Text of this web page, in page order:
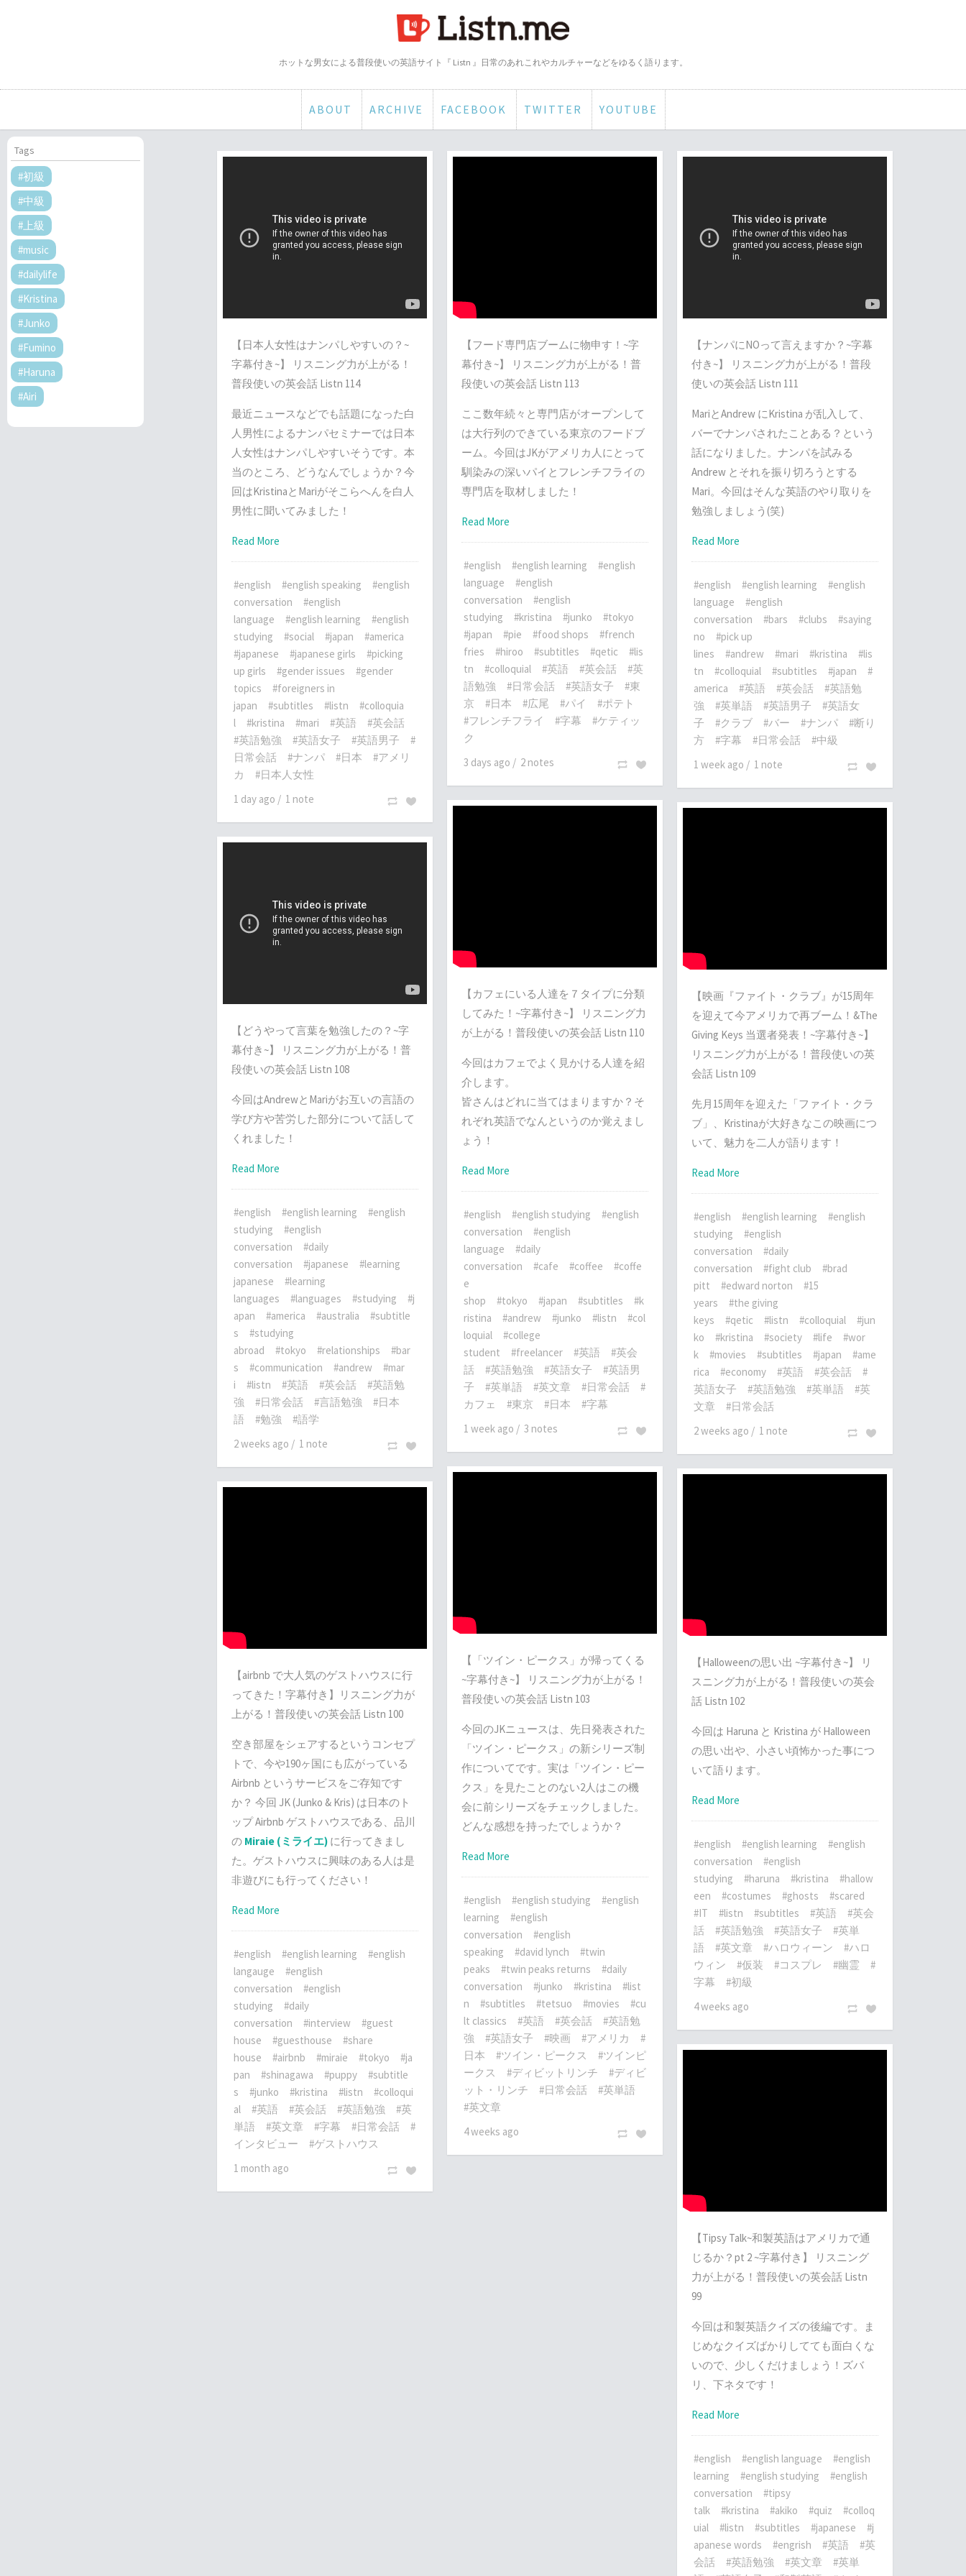
ホットな男女による普段使いの英語サイト『 Listn 』日常のあれこれやカルチャーなどをゆるく語ります。
ABOUT ARCHIVE FACEBOOK TWITTER YOUTUBE
Tags
#初級
#中級
#上級
#music
#dailylife
#Kristina
#Junko
#Fumino
#Haruna
#Airi
【日本人女性はナンパしやすいの？~
字幕付き~】 リスニング力が上がる！
普段使いの英会話 Listn 114
最近ニュースなどでも話題になった白
人男性によるナンパセミナーでは日本
人女性はナンパしやすいそうです。本
当のところ、どうなんでしょうか？今
回はKristinaとMariがそこらへんを白人
男性に聞いてみました！
Read More
#english #english speaking
#english
conversation
#english
language
#english learning
#english
studying
#social #japan
#america
#japanese
#japanese girls
#picking
up girls
#gender issues
#gender
topics
#foreigners in
japan
#subtitles #listn
#colloquia
l
#kristina #mari #英語
#英会話
#英語勉強
#英語女子 #英語男子
#
日常会話
#ナンパ #日本
#アメリ
カ
#日本人女性
1 day ago / 1 note
【フード専門店ブームに物申す！~字
幕付き~】 リスニング力が上がる！普
段使いの英会話 Listn 113
ここ数年続々と専門店がオープンして
は大行列のできている東京のフードブ
ーム。今回はJKがアメリカ人にとって
馴染みの深いパイとフレンチフライの
専門店を取材しました！
Read More
#english #english learning
#english
language
#english
conversation
#english
studying
#kristina #junko
#tokyo
#japan
#pie #food shops
#french
fries
#hiroo #subtitles #qetic
#lis
tn
#colloquial #英語 #英会話
#英
語勉強
#日常会話 #英語女子
#東
京
#日本 #広尾 #パイ
#ポテト
#フレンチフライ
#字幕
#ケティッ
ク
3 days ago / 2 notes
【ナンパにNOって言えますか？~字幕
付き~】 リスニング力が上がる！普段
使いの英会話 Listn 111
MariとAndrew にKristina が乱入して、
バーでナンパされたことある？という
話になりました。ナンパを試みる
Andrew とそれを振り切ろうとする
Mari。今回はそんな英語のやり取りを
勉強しましょう(笑)
Read More
#english #english learning
#english
language
#english
conversation
#bars #clubs
#saying
no
#pick up
lines
#andrew #mari #kristina
#lis
tn
#colloquial #subtitles #japan
#
america
#英語 #英会話
#英語勉
強
#英単語 #英語男子
#英語女
子
#クラブ #バー #ナンパ
#断り
方
#字幕 #日常会話
#中級
1 week ago / 1 note
【カフェにいる人達を７タイプに分類
してみた！~字幕付き~】 リスニング力
が上がる！普段使いの英会話 Listn 110
今回はカフェでよく見かける人達を紹
介します。
皆さんはどれに当てはまりますか？そ
れぞれ英語でなんというのか覚えまし
ょう！
Read More
#english #english studying
#english
conversation
#english
language
#daily
conversation
#cafe #coffee
#coffe
e
shop
#tokyo #japan #subtitles
#k
ristina
#andrew #junko #listn
#col
loquial
#college
student
#freelancer #英語
#英会
話
#英語勉強 #英語女子
#英語男
子
#英単語 #英文章 #日常会話
#
カフェ
#東京 #日本
#字幕
1 week ago / 3 notes
【映画『ファイト・クラブ』が15周年
を迎えて今アメリカで再ブーム！&The
Giving Keys 当選者発表！~字幕付き~】
リスニング力が上がる！普段使いの英
会話 Listn 109
先月15周年を迎えた「ファイト・クラ
ブ」、Kristinaが大好きなこの映画につ
いて、魅力を二人が語ります！
Read More
#english #english learning
#english
studying
#english
conversation
#daily
conversation
#fight club
#brad
pitt
#edward norton
#15
years
#the giving
keys
#qetic #listn #colloquial
#jun
ko
#kristina #society #life
#wor
k
#movies #subtitles #japan
#ame
rica
#economy #英語 #英会話
#
英語女子
#英語勉強 #英単語
#英
文章
#日常会話
2 weeks ago / 1 note
【どうやって言葉を勉強したの？~字
幕付き~】 リスニング力が上がる！普
段使いの英会話 Listn 108
今回はAndrewとMariがお互いの言語の
学び方や苦労した部分について話して
くれました！
Read More
#english #english learning
#english
studying
#english
conversation
#daily
conversation
#japanese
#learning
japanese
#learning
languages
#languages #studying
#j
apan
#america #australia
#subtitle
s
#studying
abroad
#tokyo #relationships
#bar
s
#communication #andrew
#mar
i
#listn #英語 #英会話
#英語勉
強
#日常会話 #言語勉強
#日本
語
#勉強
#語学
2 weeks ago / 1 note
【「ツイン・ピークス」が帰ってくる
~字幕付き~】 リスニング力が上がる！
普段使いの英会話 Listn 103
今回のJKニュースは、先日発表された
「ツイン・ピークス」の新シリーズ制
作についてです。実は「ツイン・ピー
クス」を見たことのない2人はこの機
会に前シリーズをチェックしました。
どんな感想を持ったでしょうか？
Read More
#english #english studying
#english
learning
#english
conversation
#english
speaking
#david lynch
#twin
peaks
#twin peaks returns
#daily
conversation
#junko #kristina
#list
n
#subtitles #tetsuo #movies
#cu
lt classics
#英語 #英会話
#英語勉
強
#英語女子 #映画 #アメリカ
#
日本
#ツイン・ピークス
#ツインピ
ークス
#ディビットリンチ
#ディビ
ット・リンチ
#日常会話
#英単語
#英文章
4 weeks ago
【Halloweenの思い出 ~字幕付き~】 リ
スニング力が上がる！普段使いの英会
話 Listn 102
今回は Haruna と Kristina が Halloween
の思い出や、小さい頃怖かった事につ
いて語ります。
Read More
#english #english learning
#english
conversation
#english
studying
#haruna #kristina
#hallow
een
#costumes #ghosts
#scared
#IT
#listn #subtitles #英語
#英会
話
#英語勉強 #英語女子
#英単
語
#英文章 #ハロウィーン
#ハロ
ウィン
#仮装 #コスプレ #幽霊
#
字幕
#初級
4 weeks ago
【airbnb で大人気のゲストハウスに行
ってきた！字幕付き】リスニング力が
上がる！普段使いの英会話 Listn 100
空き部屋をシェアするというコンセプ
トで、今や190ヶ国にも広がっている
Airbnb というサービスをご存知です
か？ 今回 JK (Junko & Kris) は日本のト
ップ Airbnb ゲストハウスである、品川
の Miraie (ミライエ) に行ってきまし
た。ゲストハウスに興味のある人は是
非遊びにも行ってください！
Read More
#english #english learning
#english
langauge
#english
conversation
#english
studying
#daily
conversation
#interview
#guest
house
#guesthouse
#share
house
#airbnb #miraie #tokyo
#ja
pan
#shinagawa #puppy
#subtitle
s
#junko #kristina #listn
#colloqui
al
#英語 #英会話 #英語勉強
#英
単語
#英文章 #字幕 #日常会話
#
インタビュー
#ゲストハウス
1 month ago
【Tipsy Talk~和製英語はアメリカで通
じるか？pt 2 ~字幕付き】 リスニング
力が上がる！普段使いの英会話 Listn
99
今回は和製英語クイズの後編です。ま
じめなクイズばかりしてても面白くな
いので、少しくだけましょう！ズバ
リ、下ネタです！
Read More
#english #english language
#english
learning
#english studying
#english
conversation
#tipsy
talk
#kristina #akiko #quiz
#colloq
uial
#listn #subtitles #japanese
#j
apanese words
#engrish #英語
#英
会話
#英語勉強 #英文章
#英単